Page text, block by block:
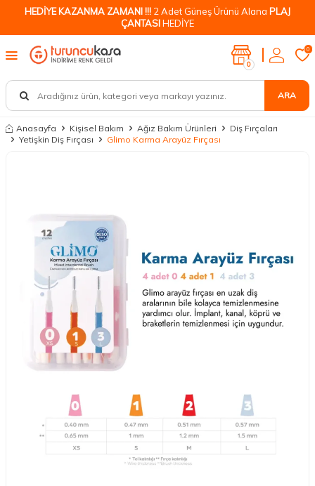
HEDİYE KAZANMA ZAMANI !!! 2 Adet Güneş Ürünü Alana PLAJ
ÇANTASIHEDİYE
ARA
0
0
Anasayfa Kişisel Bakım Ağız Bakım Ürünleri
Diş Fırçaları
Yetişkin Diş Fırçası
Glimo Karma Arayüz Fırçası